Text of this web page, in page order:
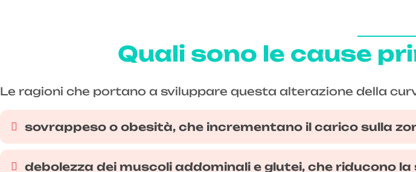
Quali sono le cause
Le ragioni che portano a sviluppare questa alterazione della
sovrappeso o obesità, che incrementano il carico sulla
debolezza dei muscoli addominali e glutei, che riducono